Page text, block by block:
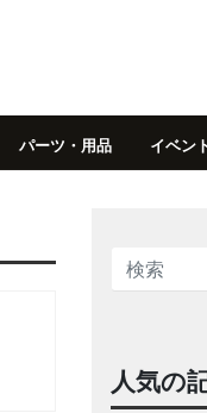
パーツ・用品 イベン
人気の